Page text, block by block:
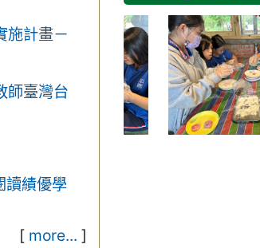
施計畫－
師臺灣台
讀績優學
[ more... ]